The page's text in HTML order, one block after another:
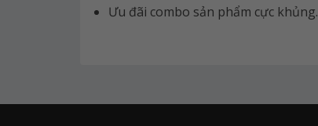
Ưu đãi combo sản phẩm cực khủng.